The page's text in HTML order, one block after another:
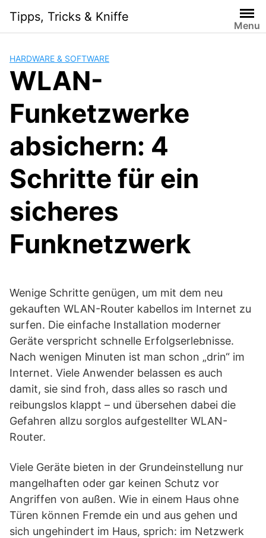
content
Tipps, Tricks & Kniffe
Menu
HARDWARE & SOFTWARE
WLAN-
Funketzwerke
absichern: 4
Schritte für ein
sicheres
Funknetzwerk
Wenige Schritte genügen, um mit dem neu
gekauften WLAN-Router kabellos im Internet zu
surfen. Die einfache Installation moderner
Geräte verspricht schnelle Erfolgserlebnisse.
Nach wenigen Minuten ist man schon „drin“ im
Internet. Viele Anwender belassen es auch
damit, sie sind froh, dass alles so rasch und
reibungslos klappt – und übersehen dabei die
Gefahren allzu sorglos aufgestellter WLAN-
Router.
Viele Geräte bieten in der Grundeinstellung nur
mangelhaften oder gar keinen Schutz vor
Angriffen von außen. Wie in einem Haus ohne
Türen können Fremde ein und aus gehen und
sich ungehindert im Haus, sprich: im Netzwerk